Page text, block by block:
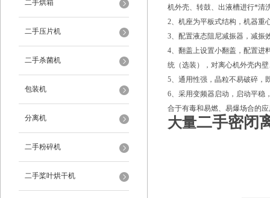
二手烘箱
二手压片机
二手杀菌机
包装机
分离机
二手粉碎机
二手桨叶烘干机
机外壳、转鼓、出液槽进行*清
2、机座为平板式结构，机器重
3、配置液态阻尼减振器，减振
4、翻盖上设置小翻盖，配置进
统（选装），对离心机外壳内
5、通用性强，晶粒不易破碎，
6、采用变频器启动，启动平稳
合于有毒和易燃、易爆场合的
大量二手密闭